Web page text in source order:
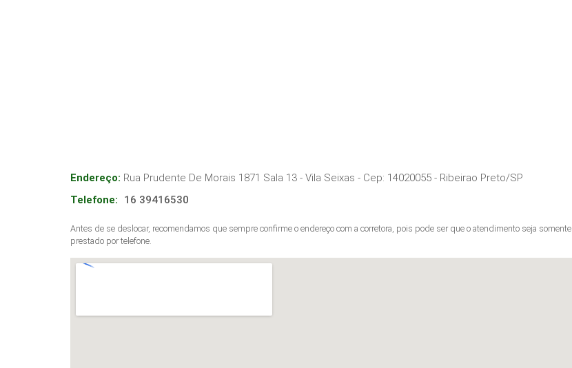
Endereço: Rua Prudente De Morais 1871 Sala 13 - Vila Seixas - Cep: 14020055 - Ribeirao Preto/SP
Telefone:
16 39416530
Antes de se deslocar, recomendamos que sempre confirme o endereço com a corretora, pois pode ser que o atendimento seja somente
prestado por telefone.